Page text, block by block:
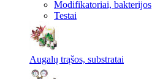
Modifikatoriai, bakterijos
Testai
Augalų trąšos, substratai